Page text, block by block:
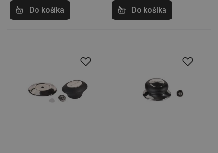
Do košíka Do košíka
cjConsent .tescoma.sk
udid .tescoma.cz
Google
Privacy Policy